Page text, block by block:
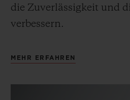
die Zuverlässigkeit und
verbessern.
MEHR ERFAHREN